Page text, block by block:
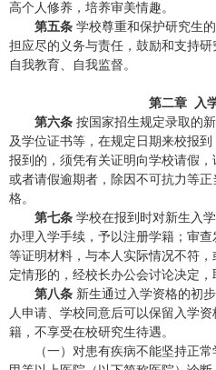
高个人修养，培养审美情趣。
第五条 学校尊重和保护研究生
担应尽的义务与责任，鼓励和支持研
自我教育、自我监督。
第二章 入
第六条 按国家招生规定录取的
及学位证书等，在规定日期来校报
报到的，须凭有关证明向学校请假
或者请假逾期者，除因不可抗力等
格。
第七条 学校在报到时对新生入
办理入学手续，予以注册学籍；审
等证明材料，与本人实际情况不符
定情形的，经校长办公会讨论决定，
第八条 新生通过入学资格的初
人申请、学校同意后可以保留入学
籍，不享受在校研究生待遇。
（一）对患有疾病不能坚持正